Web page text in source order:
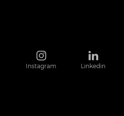
Instagram Linkedin